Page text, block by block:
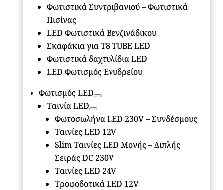
Φωτιστικά Συντριβανιού – Φωτιστικά
Πισίνας
LED Φωτιστικά Βενζινάδικου
Σκαφάκια για Τ8 ΤUBE LED
Φωτιστικά δαχτυλίδια LED
LED Φωτισμός Ενυδρείου
Φωτισμός LED
Ταινία LED
Φωτοσωλήνα LED 230V – Συνδέσμους
Ταινίες LED 12V
Slim Ταινίες LED Μονής – Διπλής
Σειράς DC 230V
Ταινίες LED 24V
Τροφοδοτικά LED 12V